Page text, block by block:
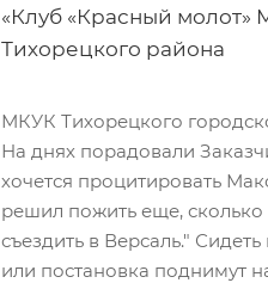
«Клуб «Красный молот»
Тихорецкого района
МКУК Тихорецкого
На днях порадовали
хочется процитировать
решил пожить еще, сколько
съездить в Версаль."
или постановка поднимут